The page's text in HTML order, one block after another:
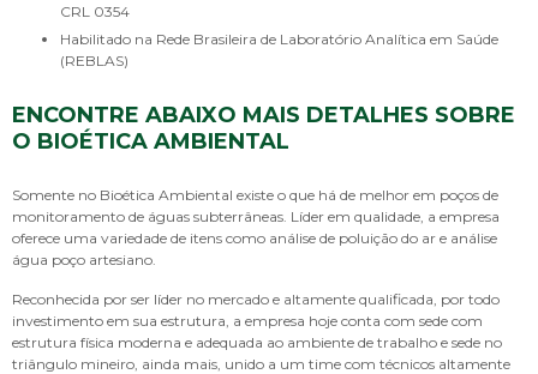
CRL 0354
habilitado na Rede Brasileira de Laboratório Analítica em Saúde
(REBLAS)
ENCONTRE ABAIXO MAIS DETALHES SOBRE
O BIOÉTICA AMBIENTAL
Somente no Bioética Ambiental existe o que há de melhor em poços de
monitoramento de águas subterrâneas. Líder em qualidade, a empresa
oferece uma variedade de itens como análise de poluição do ar e análise
água poço artesiano.
Reconhecida por ser líder no mercado e altamente qualificada, por todo
investimento em sua estrutura, a empresa hoje conta com sede com
estrutura física moderna e adequada ao ambiente de trabalho e sede no
triângulo mineiro, ainda mais, unido a um time com técnicos altamente